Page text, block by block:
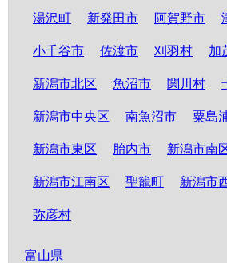
湯沢町 新発田市 阿賀野市
小千谷市 佐渡市 刈羽村 加
新潟市北区 魚沼市 関川村
新潟市中央区 南魚沼市 粟島
新潟市東区 胎内市 新潟市南
新潟市江南区 聖籠町 新潟市
弥彦村
富山県